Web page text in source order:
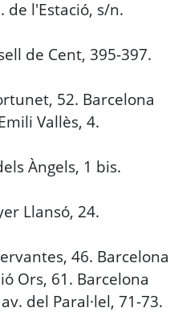
de l'Estació, s/n.
de Cent, 395-397.
52. Barcelona
Vallès, 4.
Àngels, 1 bis.
Llansó, 24.
46. Barcelona
Ors, 61. Barcelona
av. del Paral·lel, 71-73.